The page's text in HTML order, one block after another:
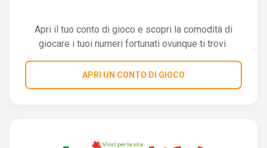
Apri il tuo conto di gioco e scopri la comodità di
giocare i tuoi numeri fortunati ovunque ti trovi
APRI UN CONTO DI GIOCO